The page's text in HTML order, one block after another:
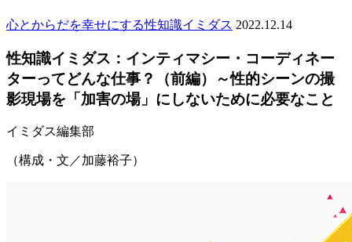
心とからだを幸せにする性知識イミダス 2022.12.14
性知識イミダス：インティマシー・コーディネー
ターってどんな仕事？（前編）～性的シーンの撮
影現場を「加害の場」にしないために必要なこと
イミダス編集部
（構成・文／加藤裕子）